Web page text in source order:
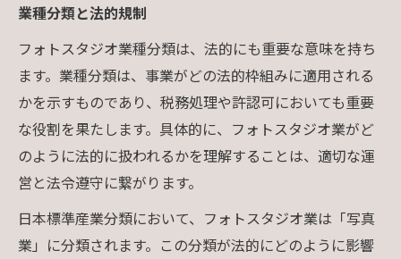
業種分類と法的規制
フォトスタジオ業種分類は、法的にも重要な意味を持ち
ます。業種分類は、事業がどの法的枠組みに適用される
かを示すものであり、税務処理や許認可においても重要
な役割を果たします。具体的に、フォトスタジオ業がど
のように法的に扱われるかを理解することは、適切な運
営と法令遵守に繋がります。
日本標準産業分類において、フォトスタジオ業は「写真
業」に分類されます。この分類が法的にどのように影響